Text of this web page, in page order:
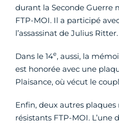
durant la Seconde Guerre
FTP-MOI. Il a participé
l’assassinat de Julius Ritter.
Dans le 14e, aussi, la
est honorée avec une
Plaisance, où vécut le
Enfin, deux autres
résistants FTP-MOI. L’une